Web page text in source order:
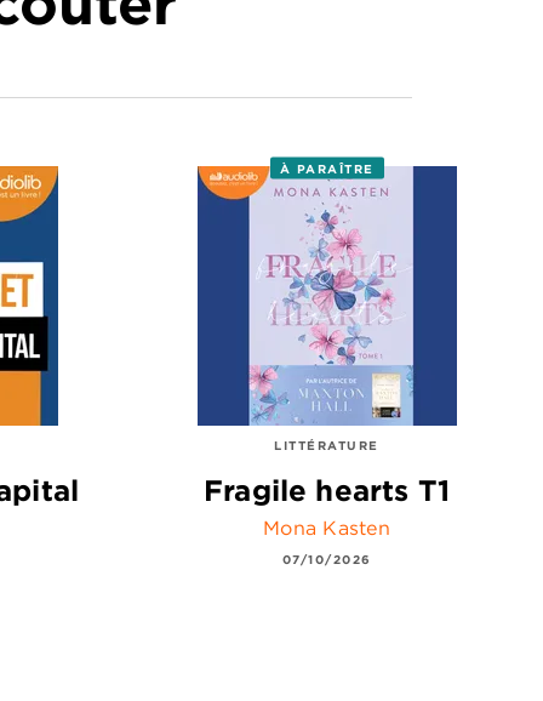
À PARAÎTRE
LITTÉRATURE
Fragile hearts T1
Mona Kasten
07/10/2026